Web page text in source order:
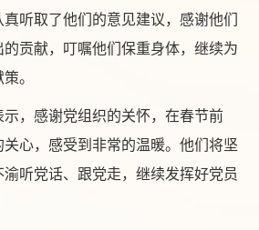
听取了他们的意见建议，感谢他们
贡献，叮嘱他们保重身体，继续为
。
示，感谢党组织的关怀，在春节前
心，感受到非常的温暖。他们将坚
听党话、跟党走，继续发挥好党员